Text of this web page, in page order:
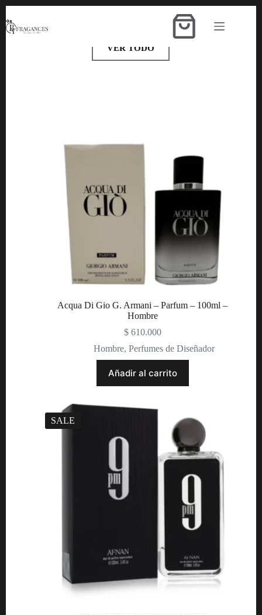
Mira nuestra lista de productos
Disponibles
VER TODO
Acqua Di Gio G. Armani – Parfum – 100ml –
Hombre
$610.000
Hombre,Perfumes de Diseñador
Añadir al carrito
SALE